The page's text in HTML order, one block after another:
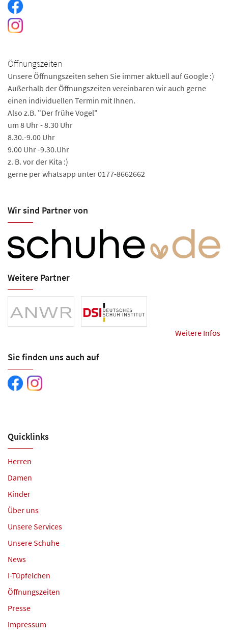
Öffnungszeiten
Unsere Öffnungszeiten sehen Sie immer aktuell auf Google :)
Außerhalb der Öffnungszeiten vereinbaren wir auch gerne
einen individuellen Termin mit Ihnen.
Also z.B. "Der frühe Vogel"
um 8 Uhr - 8.30 Uhr
8.30.-9.00 Uhr
9.00 Uhr -9.30.Uhr
z. B. vor der Kita :)
gerne per whatsapp unter 0177-8662662
Wir sind Partner von
Weitere Partner
Weitere Infos
Sie finden uns auch auf
Quicklinks
Herren
Damen
Kinder
Über uns
Unsere Services
Unsere Schuhe
News
I-Tüpfelchen
Öffnungszeiten
Presse
Impressum